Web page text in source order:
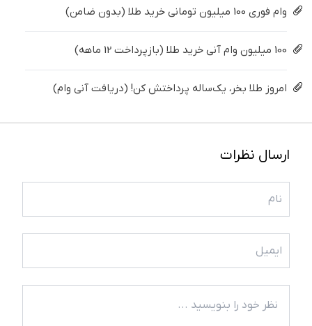
وام فوری 100 میلیون تومانی خرید طلا (بدون ضامن)
100 میلیون وام آنی خرید طلا (بازپرداخت 12 ماهه)
امروز طلا بخر، یک‌ساله پرداختش کن! (دریافت آنی وام)
ارسال نظرات